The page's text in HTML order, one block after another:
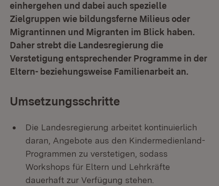
einhergehen und dabei auch spezielle
Zielgruppen wie bildungsferne Milieus oder
Migrantinnen und Migranten im Blick haben.
Daher strebt die Landesregierung die
Verstetigung entsprechender Programme in der
Eltern- beziehungsweise Familienarbeit an.
Umsetzungsschritte
Die Landesregierung arbeitet kontinuierlich
daran, Angebote aus den Kindermedienland-
Programmen zu verstetigen, sodass
Workshops für Eltern und Lehrkräfte
dauerhaft zur Verfügung stehen.